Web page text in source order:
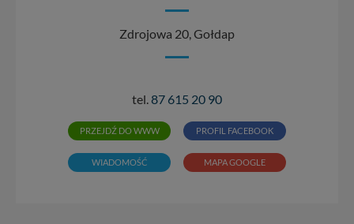
Zdrojowa 20, Gołdap
tel. 87 615 20 90
PRZEJDŹ DO WWW PROFIL FACEBOOK
WIADOMOŚĆ MAPA GOOGLE